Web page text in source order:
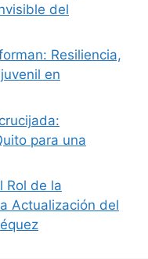
del
Resiliencia,
en
para una
Rol de la
Actualización del